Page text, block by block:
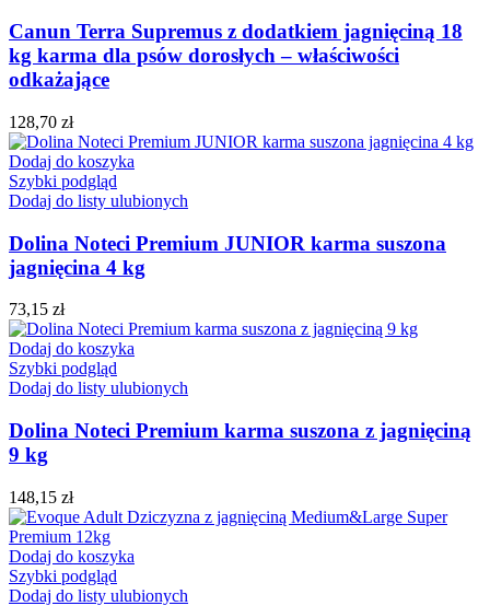
Canun Terra Supremus z dodatkiem jagnięciną 18
kg karma dla psów dorosłych – właściwości
odkażające
128,70 zł
Dodaj do koszyka
Szybki podgląd
Dodaj do listy ulubionych
Dolina Noteci Premium JUNIOR karma suszona
jagnięcina 4 kg
73,15 zł
Dodaj do koszyka
Szybki podgląd
Dodaj do listy ulubionych
Dolina Noteci Premium karma suszona z jagnięciną
9 kg
148,15 zł
Dodaj do koszyka
Szybki podgląd
Dodaj do listy ulubionych